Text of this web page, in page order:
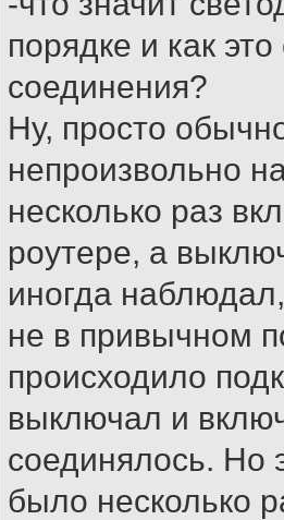
порядке и как
соединения?
Ну, просто
непроизвольно
несколько раз
роутере, а
иногда
не в привычном
происходило
выключал и
соединялось. Но
было несколько